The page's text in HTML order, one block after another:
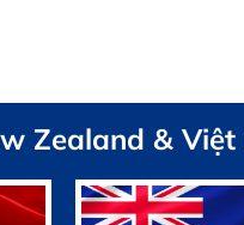
Zealand & Việt